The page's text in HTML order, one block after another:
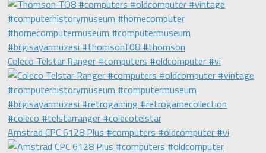
Coleco Telstar Ranger #computers #oldcomputer #vi
Amstrad CPC 6128 Plus #computers #oldcomputer #vi